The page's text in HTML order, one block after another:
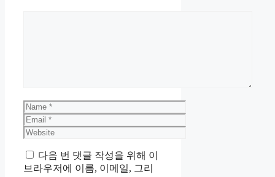
Name
Email
Website
다음 번 댓글 작성을 위해 이
브라우저에 이름, 이메일, 그리